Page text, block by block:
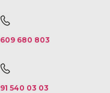
609 680 803
91 540 03 03